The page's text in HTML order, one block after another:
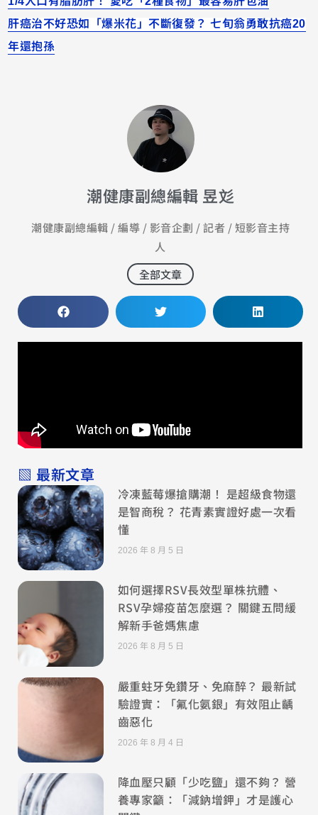
肝癌治不好恐如「爆米花」不斷復發？ 七旬翁勇敢抗癌20
年還抱孫
潮健康副總編輯 昱彣
潮健康副總編輯 / 編導 / 影音企劃 / 記者 / 短影音主持
人
全部文章
▧ 最新文章
冷凍藍莓爆搶購潮！ 是超級食物還
是智商稅？ 花青素實證好處一次看
懂
2026 年 8 月 5 日
如何選擇RSV長效型單株抗體、
RSV孕婦疫苗怎麼選？ 關鍵五問緩
解新手爸媽焦慮
2026 年 8 月 5 日
嚴重蛀牙免鑽牙、免麻醉？ 最新試
驗證實：「氟化氨銀」有效阻止齲
齒惡化
2026 年 8 月 4 日
降血壓只顧「少吃鹽」還不夠？ 營
養專家籲：「減鈉增鉀」才是護心